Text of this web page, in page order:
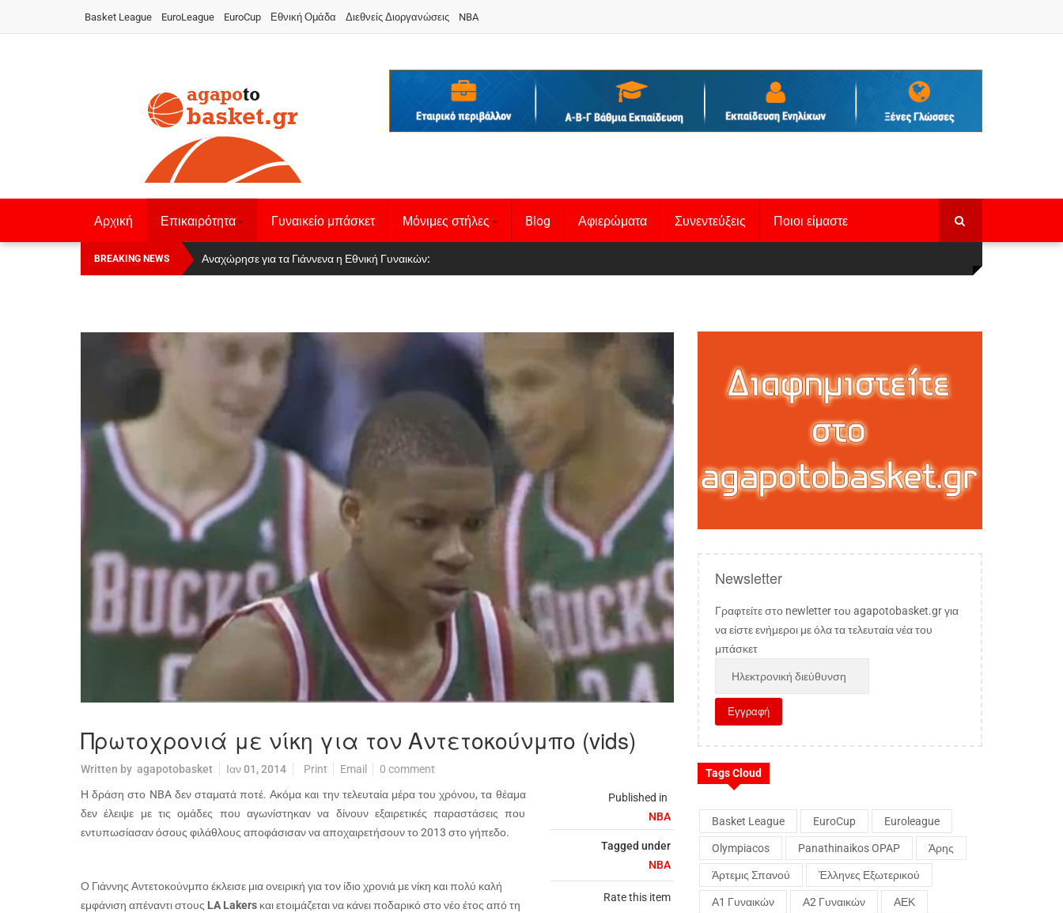
Basket League EuroLeague EuroCup Εθνική Ομάδα Διεθνείς Διοργανώσεις NBA
Αρχική Επικαιρότητα Γυναικείο μπάσκετ Μόνιμες στήλες Blog Αφιερώματα Συνεντεύξεις Ποιοι είμαστε
BREAKING NEWS Οι Πάνθηρες Καβάλας στην Women Basketball League 1
Αναχώρησε για τα Γιάννενα η Εθνική Γυναικών:
Πρωτοχρονιά με νίκη για τον Αντετοκούνμπο (vids)
Written by agapotobasket Ιαν 01, 2014 Print Email 0 comment
Published in
NBA
Tagged under
NBA
Rate this item
Η δράση στο NBA δεν σταματά ποτέ. Ακόμα και την τελευταία μέρα του χρόνου, τα θέαμα
δεν έλειψε με τις ομάδες που αγωνίστηκαν να δίνουν εξαιρετικές παραστάσεις που
εντυπωσίασαν όσους φιλάθλους αποφάσισαν να αποχαιρετήσουν το 2013 στο γήπεδο.
Ο Γιάννης Αντετοκούνμπο έκλεισε μια ονειρική για τον ίδιο χρονιά με νίκη και πολύ καλή
εμφάνιση απέναντι στους LALakers και ετοιμάζεται να κάνει ποδαρικό στο νέο έτος από τη
Newsletter
Γραφτείτε στο newletter του agapotobasket.gr για
να είστε ενήμεροι με όλα τα τελευταία νέα του
μπάσκετ
Tags Cloud
Basket League EuroCup Euroleague
Olympiacos Panathinaikos OPAP Άρης
Άρτεμις Σπανού Έλληνες Εξωτερικού
Α1 Γυναικών Α2 Γυναικών ΑΕΚ